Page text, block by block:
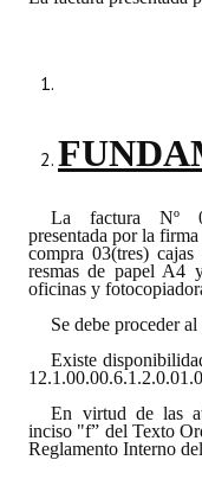
DOCUMENTOS
Informes de Gestión
Proyectos
Dictámenes
Actas de Sesión
Informes de Unidad
La factura Nº
presentada por la
compra 03(tres)
resmas de papel A4
oficinas y
Se debe proceder
Existe
En virtud de las
inciso "f” del Texto
Reglamento Interno